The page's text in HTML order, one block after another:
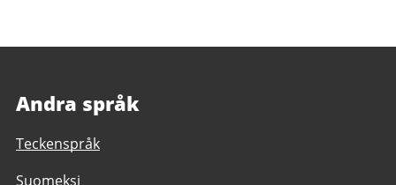
Andra språk
Teckenspråk
Suomeksi